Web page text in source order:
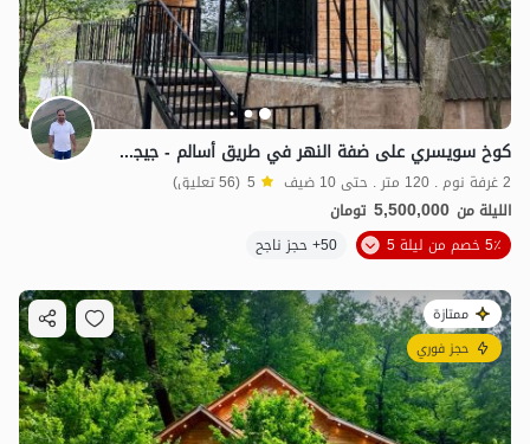
كوخ سويسري على ضفة النهر في طريق أسالم - جيجاف
2 غرفة نوم . 120 متر . حتى 10 ضيف 5 (56 تعليق)
الليلة من 5,500,000 تومان
5٪ خصم من ليلة 5
50+ حجز ناجح
ممتازة
حجز فوري